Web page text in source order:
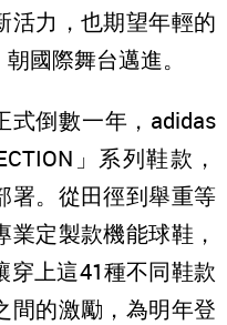
活力，也期望年輕的
國際舞台邁進。
式倒數一年，adidas
」系列鞋款，
署。從田徑到舉重等
定製款機能球鞋，
穿上這41種不同鞋款
間的激勵，為明年登